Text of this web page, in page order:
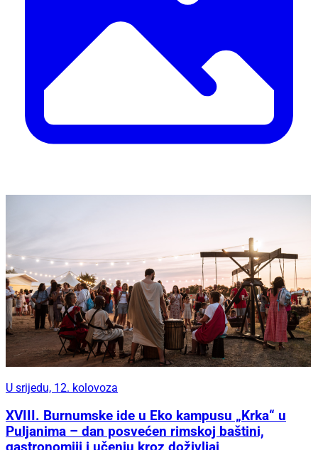
U srijedu, 12. kolovoza
XVIII. Burnumske ide u Eko kampusu „Krka“ u
Puljanima – dan posvećen rimskoj baštini,